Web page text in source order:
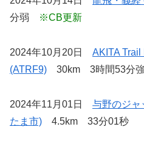
分弱
※CB更新
2024年10月20日 AKITA
(ATRF9) 30km 3時間53分強
2024年11月01日 与野のジャ
たま市) 4.5km 33分01秒